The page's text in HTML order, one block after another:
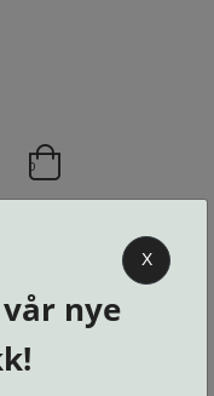
0
X
nye